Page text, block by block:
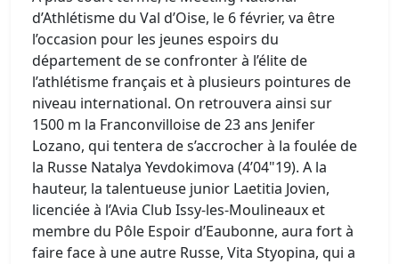
d’Athlétisme du Val d’Oise, le 6 février, va être
l’occasion pour les jeunes espoirs du
département de se confronter à l’élite de
l’athlétisme français et à plusieurs pointures de
niveau international. On retrouvera ainsi sur
1500 m la Franconvilloise de 23 ans Jenifer
Lozano, qui tentera de s’accrocher à la foulée de
la Russe Natalya Yevdokimova (4’04"19). A la
hauteur, la talentueuse junior Laetitia Jovien,
licenciée à l’Avia Club Issy-les-Moulineaux et
membre du Pôle Espoir d’Eaubonne, aura fort à
faire face à une autre Russe, Vita Styopina, qui a